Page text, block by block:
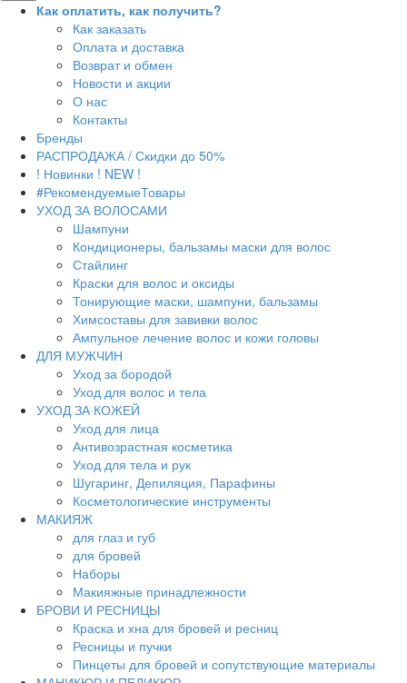
Как оплатить, как получить?
Как заказать
Оплата и доставка
Возврат и обмен
Новости и акции
О нас
Контакты
Бренды
РАСПРОДАЖА / Скидки до 50%
! Новинки ! NEW !
#РекомендуемыеТовары
УХОД ЗА ВОЛОСАМИ
Шампуни
Кондиционеры, бальзамы маски для волос
Стайлинг
Краски для волос и оксиды
Тонирующие маски, шампуни, бальзамы
Химсоставы для завивки волос
Ампульное лечение волос и кожи головы
ДЛЯ МУЖЧИН
Уход за бородой
Уход для волос и тела
УХОД ЗА КОЖЕЙ
Уход для лица
Антивозрастная косметика
Уход для тела и рук
Шугаринг, Депиляция, Парафины
Косметологические инструменты
МАКИЯЖ
для глаз и губ
для бровей
Наборы
Макияжные принадлежности
БРОВИ И РЕСНИЦЫ
Краска и хна для бровей и ресниц
Ресницы и пучки
Пинцеты для бровей и сопутствующие материалы